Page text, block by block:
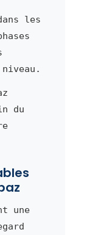
les
du
une